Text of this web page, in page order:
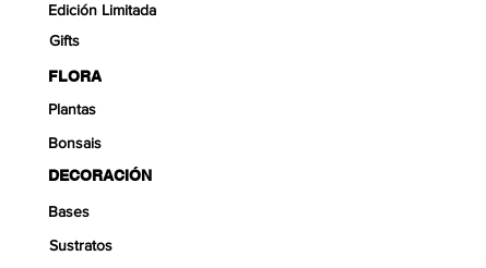
Edición Limitada
Gifts
FLORA
Plantas
Bonsais
DECORACIÓN
Bases
Sustratos